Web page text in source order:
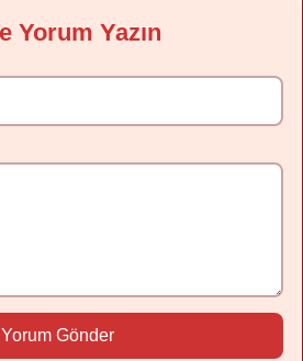
Yorum Yazın
Yorum Gönder